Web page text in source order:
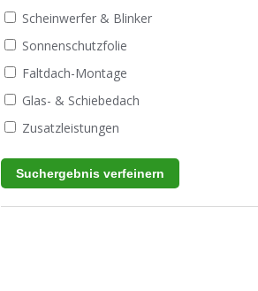
Scheinwerfer & Blinker
Sonnenschutzfolie
Faltdach-Montage
Glas- & Schiebedach
Zusatzleistungen